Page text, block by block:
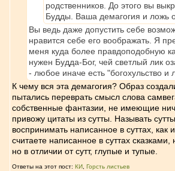
родственников. До этого вы
Будды. Ваша демагогия и ложь
Вы ведь даже допустить себе
нравится себе его воображать. Я
меня куда более правдоподобную
нужен Будда-Бог, чей светлый лик
- любое иначе есть "богохульство и
К чему вся эта демагогия? Образ
пытались переврать смысл слова
собственные фантазии, не имеющие
привожу цитаты из сутты. Называть
воспринимать написанное в суттах,
считаете написанное в суттах
но в отличии от сутт, глупые и тупые.
Ответы на этот пост: КИ Горсть листьев